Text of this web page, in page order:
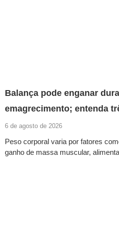
Balança pode enganar
emagrecimento; entenda
6 de agosto de 2026
Peso corporal varia por fatores
ganho de massa muscular,